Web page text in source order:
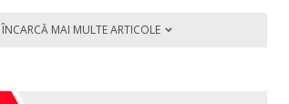
ÎNCARCĂ MAI MULTE ARTICOLE